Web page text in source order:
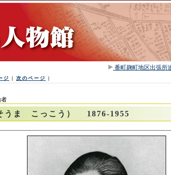
番町麹町地区出張所
ジ | 次のページ |
うま こっこう） 1876-1955